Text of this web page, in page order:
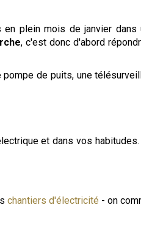
plein mois de janvier
, c'est donc d'abord
de puits, une
et dans vos
chantiers d'électricité - on